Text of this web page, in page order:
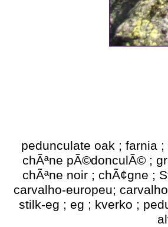
pedunculate oak ; farnia
chÃªne pÃ©donculÃ© ;
chÃªne noir ; chÃ¢gne ;
carvalho-europeu;
stilk-eg ; eg ; kverko ;